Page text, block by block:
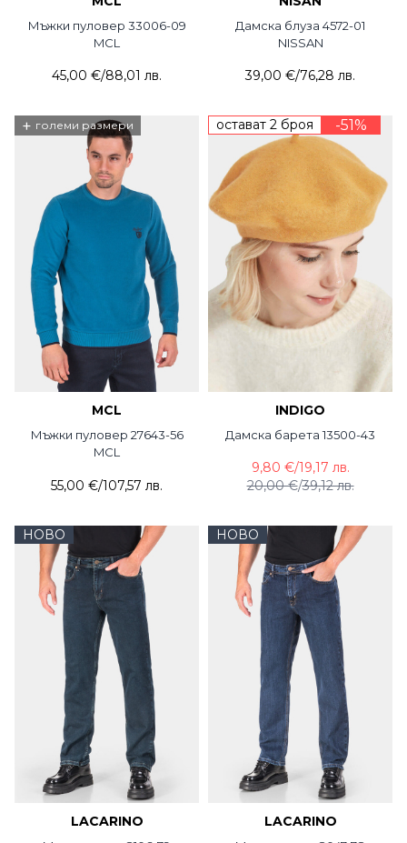
Мъжки пуловер 33006-09
MCL
45,00 €/88,01 лв.
Дамска блуза 4572-01
NISSAN
39,00 €/76,28 лв.
+ големи размери
MCL
Мъжки пуловер 27643-56
MCL
55,00 €/107,57 лв.
остават 2 броя -51%
INDIGO
Дамска барета 13500-43
20,00 €/39,12 лв.
9,80 €/19,17 лв.
НОВО
LACARINO
НОВО
LACARINO